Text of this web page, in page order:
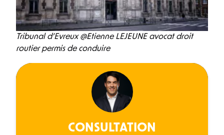
Tribunal d’Evreux @Etienne LEJEUNE avocat droit
routier permis de conduire
CONSULTATION